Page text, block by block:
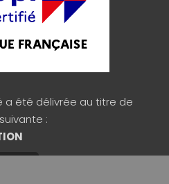
a été délivrée au titre de
: